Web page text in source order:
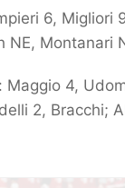
6, Migliori
NE, Montanari
Maggio 4,
2, Bracchi;